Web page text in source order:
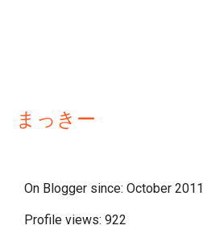
まっきー
On Blogger since: October 2011
Profile views: 922